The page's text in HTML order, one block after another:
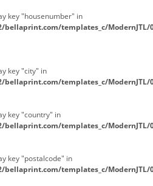
key "housenumber" in
templates_c/ModernJTL/
key "city" in
templates_c/ModernJTL/
key "country" in
templates_c/ModernJTL/
key "postalcode" in
templates_c/ModernJTL/